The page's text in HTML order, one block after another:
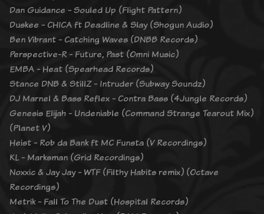
Dan Guidance - Souled Up (Flight Pattern)
Duskee - CHICA ft Deadline & Slay (Shogun Audio)
Ben Vibrant - Catching Waves (DNBB Records)
Perspective-R - Future, Past (Omni Music)
EMBA - Heat (Spearhead Records)
Stance DNB & StillZ - Intruder (Subway Soundz)
DJ Marnel & Bass Reflex - Contra Bass (4Jungle Records)
Genesis Elijah - Undeniable (Command Strange Tearout Mix)
(Planet V)
Heist - Rob da Bank ft MC Funsta (V Recordings)
KL - Marksman (Grid Recordings)
Noxxic & Jay Jay - WTF (Filthy Habits remix) (Octave
Recordings)
Metrik - Fall To The Dust (Hospital Records)